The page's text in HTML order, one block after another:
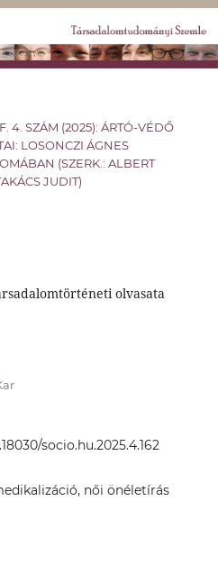
4. SZÁM (2025): ÁRTÓ-VÉDŐ
LOSONCZI ÁGNES
(SZERK.: ALBERT
JUDIT)
olvasata
socio.hu.2025.4.162
női önéletírás